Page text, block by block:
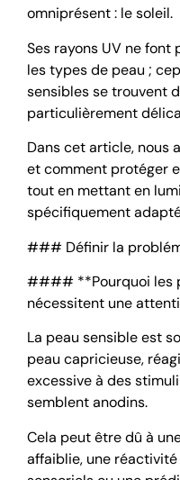
omniprésent : le soleil.
Ses rayons UV ne
les types de peau ;
sensibles se trouvent
particulièrement
Dans cet article, nous
et comment protéger
tout en mettant en
spécifiquement
### Définir la
#### **Pourquoi les
nécessitent une
La peau sensible est
peau capricieuse,
excessive à des
semblent anodins.
Cela peut être dû à
affaiblie, une